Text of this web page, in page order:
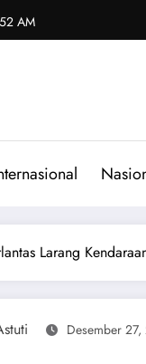
AM
Larang
Desember